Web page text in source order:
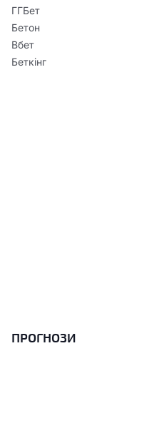
ГГБет
Бетон
Вбет
Беткінг
ПРОГНОЗИ